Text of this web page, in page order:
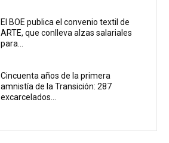
El BOE publica el convenio textil de
ARTE, que conlleva alzas salariales
para...
Cincuenta años de la primera
amnistía de la Transición: 287
excarcelados...